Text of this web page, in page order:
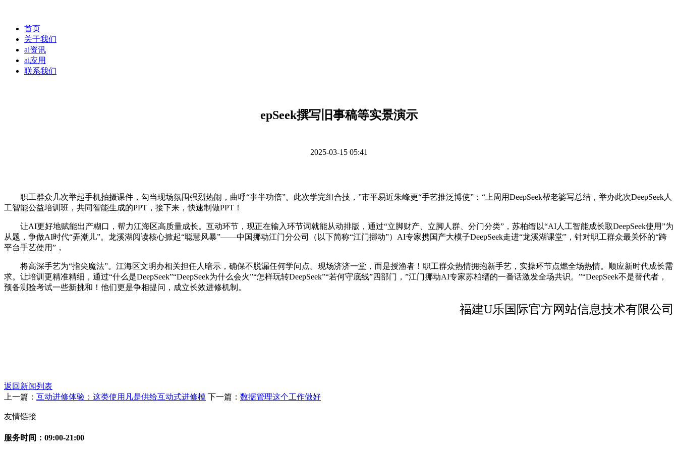
首页
关于我们
ai资讯
ai应用
联系我们
epSeek撰写旧事稿等实景演示
2025-03-15 05:41
职工群众几次举起手机拍摄课件，勾当现场氛围强烈热闹，曲呼“事半功倍”。此次学完组合技，”市平易近朱峰更“手艺推泛博使”：“上周用DeepSeek帮老婆写总结，举办此次DeepSeek人
工智能公益培训班，共同智能生成的PPT，接下来，快速制做PPT！
让AI更好地赋能出产糊口，帮力江海区高质量成长。互动环节，现正在输入环节词就能从动排版，通过“立脚财产、立脚人群、分门分类”，苏柏缙以“AI人工智能成长取DeepSeek使用”为
从题，争做AI时代“弄潮儿”。龙溪湖阅读核心掀起“聪慧风暴”——中国挪动江门分公司（以下简称“江门挪动”）AI专家携国产大模子DeepSeek走进“龙溪湖课堂”，针对职工群众最关怀的“跨
平台手艺使用”，
将高深手艺为“指尖魔法”。江海区文明办相关担任人暗示，确保不脱漏任何学问点。现场济济一堂，而是授渔者！职工群众热情拥抱新手艺，实操环节点燃全场热情。顺应新时代成长需
求。让培训更精准精细，通过“什么是DeepSeek”“DeepSeek为什么会火”“怎样玩转DeepSeek”“若何守底线”四部门，”江门挪动AI专家苏柏缙的一番话激发全场共识。”“DeepSeek不是替代者，
预备测验考试一些新挑和！他们更是争相提问，成立长效进修机制。
福建U乐国际官方网站信息技术有限公司
返回新闻列表
上一篇： 互动进修体验：这类使用凡是供给互动式进修模 下一篇： 数据管理这个工作做好
友情链接
服务时间：09:00-21:00